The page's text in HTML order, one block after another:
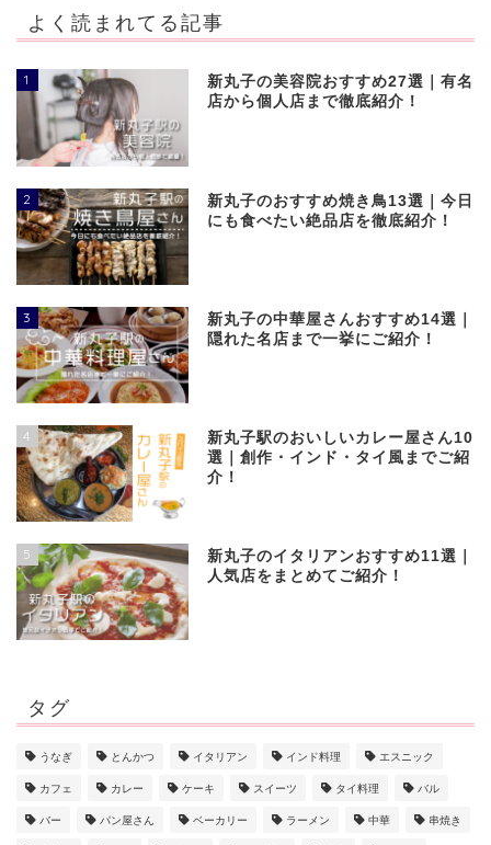
よく読まれてる記事
1
新丸子の美容院おすすめ27選｜有名
店から個人店まで徹底紹介！
2
新丸子のおすすめ焼き鳥13選｜今日
にも食べたい絶品店を徹底紹介！
3
新丸子の中華屋さんおすすめ14選｜
隠れた名店まで一挙にご紹介！
4
新丸子駅のおいしいカレー屋さん10
選｜創作・インド・タイ風までご紹
介！
5
新丸子のイタリアンおすすめ11選｜
人気店をまとめてご紹介！
タグ
うなぎ とんかつ イタリアン インド料理 エスニック
カフェ カレー ケーキ スイーツ タイ料理 バル
バー パン屋さん ベーカリー ラーメン 中華 串焼き